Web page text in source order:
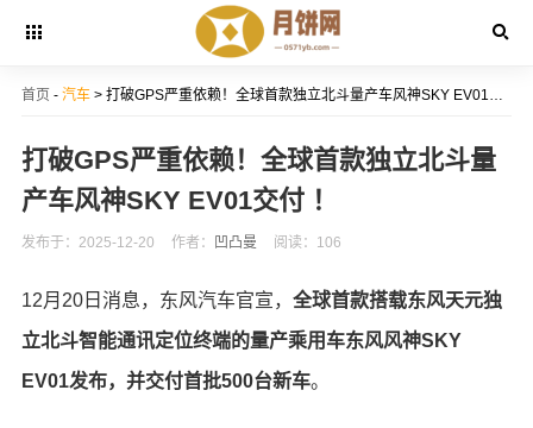
首页 - 汽车> 打破GPS严重依赖！全球首款独立北斗量产车风神SKY EV01交付 ！
打破GPS严重依赖！全球首款独立北斗量
产车风神SKY EV01交付 ！
发布于：2025-12-20 作者： 凹凸曼 阅读：106
12月20日消息，东风汽车官宣， 全球首款搭载东风天元独
立北斗智能通讯定位终端的量产乘用车东风风神SKY
EV01发布，并交付首批500台新车。